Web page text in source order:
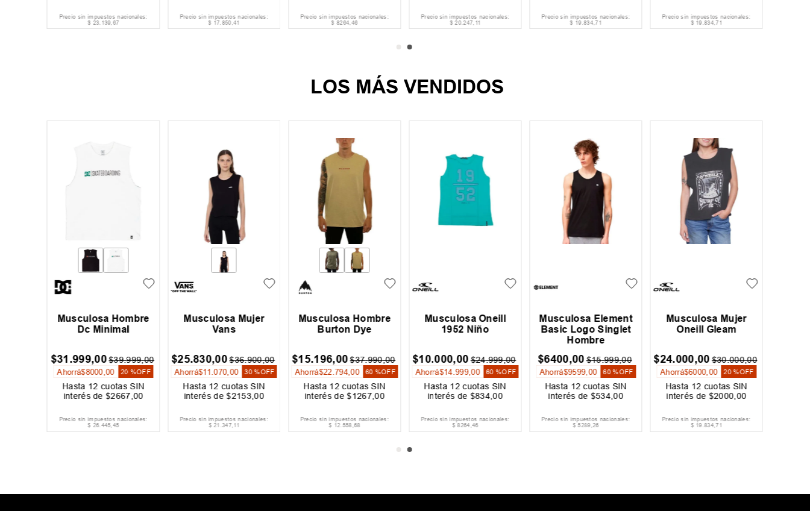
Precio sin impuestos nacionales:
$ 23.139,67
Precio sin impuestos nacionales:
$ 17.850,41
Precio sin impuestos nacionales:
$ 8264,46
Precio sin impuestos nacionales:
$ 20.247,11
Precio sin impuestos nacionales:
$ 19.834,71
Precio sin impuestos nacionales:
$ 19.834,71
LOS MÁS VENDIDOS
Musculosa Hombre
Dc Minimal
$31.999,00 $39.999,00
Ahorrá$8000 ,00 20 %OFF
Hasta 12 cuotas SIN
interés de$2667 ,00
Precio sin impuestos nacionales:
$ 26.445,45
Musculosa Mujer
Vans
$25.830,00 $36.900,00
Ahorrá$11 .070, 00 30 %OFF
Hasta 12 cuotas SIN
interés de$2153 ,00
Precio sin impuestos nacionales:
$ 21 .347,11
Musculosa Hombre
Burton Dye
$15.196,00 $37.990,00
Ahorrá$22 .794,00 60 %OFF
Hasta 12 cuotas SIN
interés de$1267 ,00
Precio sin impuestos nacionales:
$ 12.558,68
Musculosa Oneill
1952 Niño
$10.000,00 $24.999,00
Ahorrá$14 .999,00 60 %OFF
Hasta 12 cuotas SIN
interés de$834 ,00
Precio sin impuestos nacionales:
$ 8264,46
Musculosa Element
Basic Logo Singlet
Hombre
$6400,00 $15.999,00
Ahorrá$9599,00 60 %OFF
Hasta 12 cuotas SIN
interés de$534 ,00
Precio sin impuestos nacionales:
$ 5289,26
Musculosa Mujer
Oneill Gleam
$24.000,00 $30.000,00
Ahorrá$6000,00 20 %OFF
Hasta 12 cuotas SIN
interés de$2000 ,00
Precio sin impuestos nacionales:
$ 19.834,71